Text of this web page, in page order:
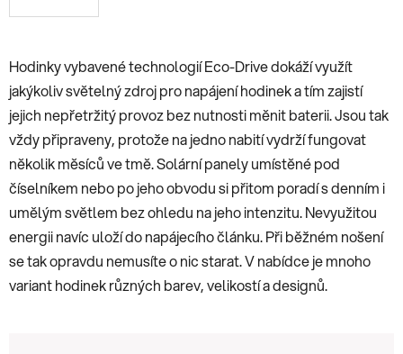
Hodinky vybavené technologií Eco-Drive dokáží využít
jakýkoliv světelný zdroj pro napájení hodinek a tím zajistí
jejich nepřetržitý provoz bez nutnosti měnit baterii. Jsou tak
vždy připraveny, protože na jedno nabití vydrží fungovat
několik měsíců ve tmě. Solární panely umístěné pod
číselníkem nebo po jeho obvodu si přitom poradí s denním i
umělým světlem bez ohledu na jeho intenzitu. Nevyužitou
energii navíc uloží do napájecího článku. Při běžném nošení
se tak opravdu nemusíte o nic starat. V nabídce je mnoho
variant hodinek různých barev, velikostí a designů.